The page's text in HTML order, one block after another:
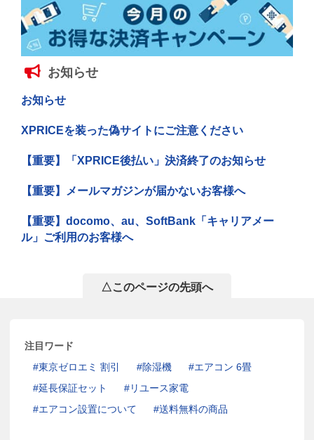
お知らせ
お知らせ
XPRICEを装った偽サイトにご注意ください
【重要】「XPRICE後払い」決済終了のお知らせ
【重要】メールマガジンが届かないお客様へ
【重要】docomo、au、SoftBank「キャリアメー
ル」ご利用のお客様へ
△このページの先頭へ
注目ワード
東京ゼロエミ 割引
除湿機
エアコン 6畳
延長保証セット
リユース家電
エアコン設置について
送料無料の商品